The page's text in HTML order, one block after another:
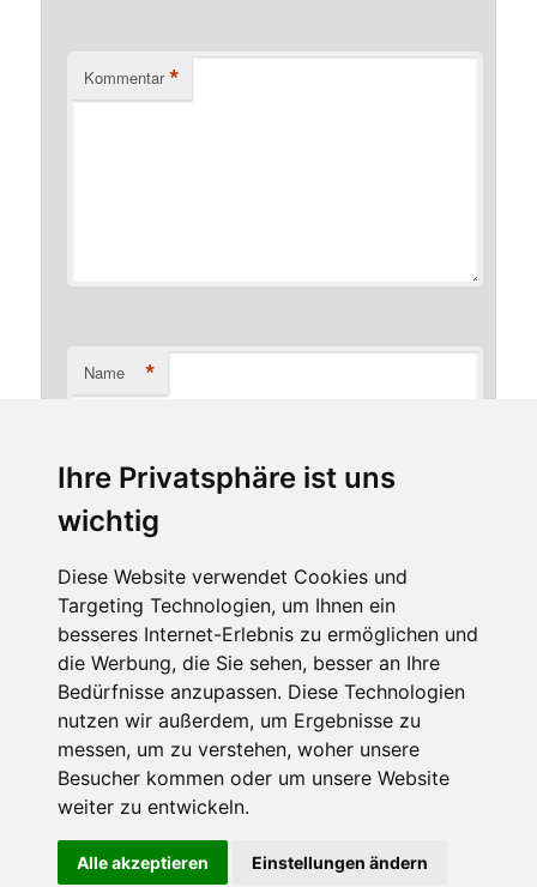
Ihre Privatsphäre ist uns
wichtig
Diese Website verwendet Cookies und
Targeting Technologien, um Ihnen ein
besseres Internet-Erlebnis zu ermöglichen und
die Werbung, die Sie sehen, besser an Ihre
Bedürfnisse anzupassen. Diese Technologien
nutzen wir außerdem, um Ergebnisse zu
messen, um zu verstehen, woher unsere
Besucher kommen oder um unsere Website
weiter zu entwickeln.
Alle akzeptieren Einstellungen ändern
Kommentar *
Name *
E-Mail-Adresse *
Website
Stolz präsentiert von WordPress
nutzt, gehen wir von deinem Einverständnis aus.